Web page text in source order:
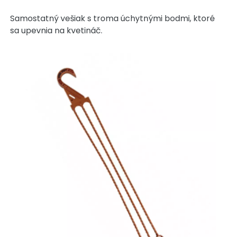
Samostatný vešiak s troma úchytnými bodmi, ktoré
sa upevnia na kvetináč.